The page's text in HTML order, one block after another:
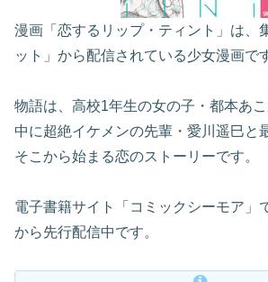
漫画「恋するリップ・ティント」は、
ット」から配信されている少女漫画で
物語は、高校1年生の女の子・都本あ
中に超絶イケメンの先輩・愛川遥巳と
そこから始まる恋のストーリーです。
電子書籍サイト「コミックシーモア」
から先行配信中です。